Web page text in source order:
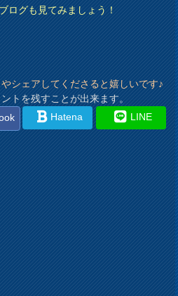
ログも見てみましょう！
シェアしてくださると嬉しいです♪
トを残すことが出来ます。
Hatena LINE